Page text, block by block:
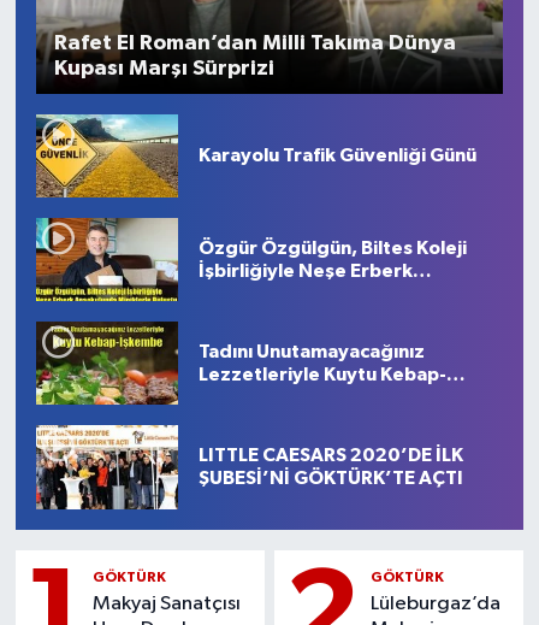
Rafet El Roman’dan Milli Takıma Dünya
Kupası Marşı Sürprizi
Karayolu Trafik Güvenliği Günü
Özgür Özgülgün, Biltes Koleji
İşbirliğiyle Neşe Erberk
Tadını Unutamayacağınız
Lezzetleriyle Kuytu Kebap-
LITTLE CAESARS 2020’DE İLK
ŞUBESİ’Nİ GÖKTÜRK’TE AÇTI
GÖKTÜRK
Makyaj Sanatçısı
GÖKTÜRK
Lüleburgaz’da